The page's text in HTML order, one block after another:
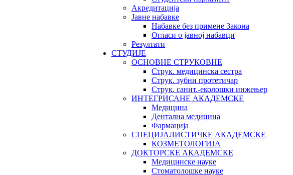
Акредитација
Јавне набавке
Набавке без примене Закона
Огласи о јавној набавци
Резултати
СТУДИЈЕ
ОСНОВНЕ СТРУКОВНЕ
Струк. медицинска сестра
Струк. зубни протетичар
Струк. санит.-еколошки инжењер
ИНТЕГРИСАНЕ АКАДЕМСКЕ
Медицина
Дентална медицина
Фармација
СПЕЦИЈАЛИСТИЧКЕ АКАДЕМСКЕ
КОЗМЕТОЛОГИЈА
ДОКТОРСКЕ АКАДЕМСКЕ
Медицинске науке
Стоматолошке науке